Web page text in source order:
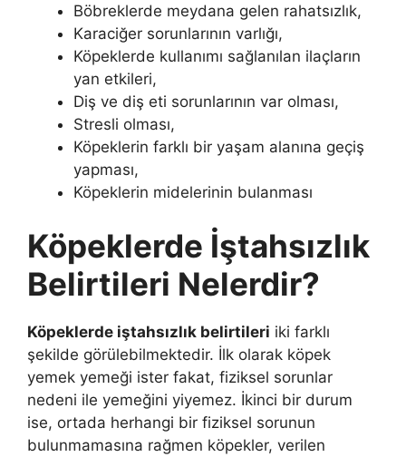
Böbreklerde meydana gelen rahatsızlık,
Karaciğer sorunlarının varlığı,
Köpeklerde kullanımı sağlanılan ilaçların
yan etkileri,
Diş ve diş eti sorunlarının var olması,
Stresli olması,
Köpeklerin farklı bir yaşam alanına geçiş
yapması,
Köpeklerin midelerinin bulanması
Köpeklerde İştahsızlık
Belirtileri Nelerdir?
Köpeklerde iştahsızlık belirtileri iki farklı
şekilde görülebilmektedir. İlk olarak köpek
yemek yemeği ister fakat, fiziksel sorunlar
nedeni ile yemeğini yiyemez. İkinci bir durum
ise, ortada herhangi bir fiziksel sorunun
bulunmamasına rağmen köpekler, verilen